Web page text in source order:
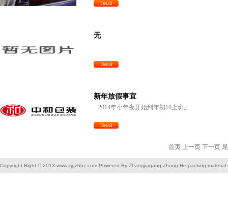
Detail
无
Detail
新年放假事宜
2014年小年夜开始到年初10上班。
Detail
首页 上一页 下一页
Copyright Right © 2013 www.zjgzhbz.com Powered By Zhangjiagang Zhong He packing material